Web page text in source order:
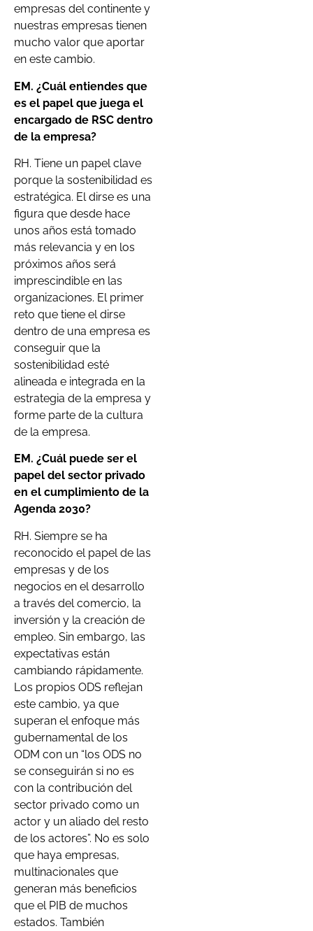
empresas del continente y
nuestras empresas tienen
mucho valor que aportar
en este cambio.
EM. ¿Cuál entiendes que
es el papel que juega el
encargado de RSC dentro
de la empresa?
RH. Tiene un papel clave
porque la sostenibilidad es
estratégica. El dirse es una
figura que desde hace
unos años está tomado
más relevancia y en los
próximos años será
imprescindible en las
organizaciones. El primer
reto que tiene el dirse
dentro de una empresa es
conseguir que la
sostenibilidad esté
alineada e integrada en la
estrategia de la empresa y
forme parte de la cultura
de la empresa.
EM. ¿Cuál puede ser el
papel del sector privado
en el cumplimiento de la
Agenda 2030?
RH. Siempre se ha
reconocido el papel de las
empresas y de los
negocios en el desarrollo
a través del comercio, la
inversión y la creación de
empleo. Sin embargo, las
expectativas están
cambiando rápidamente.
Los propios ODS reflejan
este cambio, ya que
superan el enfoque más
gubernamental de los
ODM con un “los ODS no
se conseguirán si no es
con la contribución del
sector privado como un
actor y un aliado del resto
de los actores”. No es solo
que haya empresas,
multinacionales que
generan más beneficios
que el PIB de muchos
estados. También